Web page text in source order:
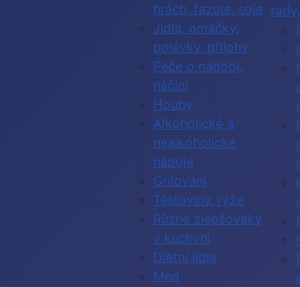
hrách, fazole, soja
Jídla, omáčky,
polévky, přílohy
Péče o nádobí,
náčiní
Houby
Alkoholické a
nealkoholické
nápoje
Grilování
Těstoviny, rýže
Různé zlepšováky
v kuchyni
Dietní jídla
Med